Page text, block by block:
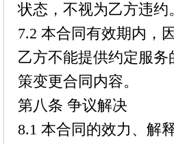
状态，不视为乙方违约
7.2 本合同有效期内，
乙方不能提供约定服
策变更合同内容。
第八条 争议解决
8.1 本合同的效力、解